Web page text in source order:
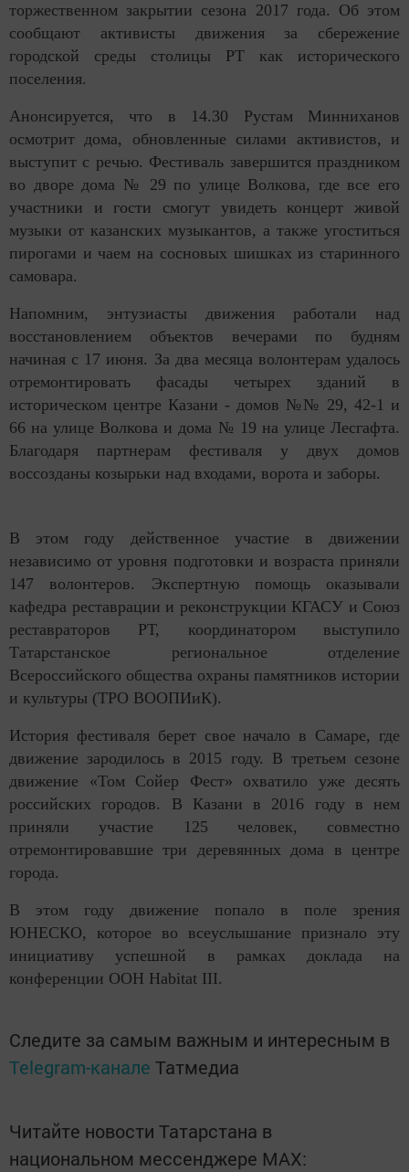
торжественном закрытии сезона 2017 года. Об этом
сообщают активисты движения за сбережение
городской среды столицы РТ как исторического
поселения.
Анонсируется, что в 14.30 Рустам Минниханов
осмотрит дома, обновленные силами активистов, и
выступит с речью. Фестиваль завершится праздником
во дворе дома № 29 по улице Волкова, где все его
участники и гости смогут увидеть концерт живой
музыки от казанских музыкантов, а также угоститься
пирогами и чаем на сосновых шишках из старинного
самовара.
Напомним, энтузиасты движения работали над
восстановлением объектов вечерами по будням
начиная с 17 июня. За два месяца волонтерам удалось
отремонтировать фасады четырех зданий в
историческом центре Казани - домов №№ 29, 42-1 и
66 на улице Волкова и дома № 19 на улице Лесгафта.
Благодаря партнерам фестиваля у двух домов
воссозданы козырьки над входами, ворота и заборы.
В этом году действенное участие в движении
независимо от уровня подготовки и возраста приняли
147 волонтеров. Экспертную помощь оказывали
кафедра реставрации и реконструкции КГАСУ и Союз
реставраторов РТ, координатором выступило
Татарстанское региональное отделение
Всероссийского общества охраны памятников истории
и культуры (ТРО ВООПИиК).
История фестиваля берет свое начало в Самаре, где
движение зародилось в 2015 году. В третьем сезоне
движение «Том Сойер Фест» охватило уже десять
российских городов. В Казани в 2016 году в нем
приняли участие 125 человек, совместно
отремонтировавшие три деревянных дома в центре
города.
В этом году движение попало в поле зрения
ЮНЕСКО, которое во всеуслышание признало эту
инициативу успешной в рамках доклада на
конференции ООН Habitat III.
Следите за самым важным и интересным в
Telegram-канале Татмедиа
Читайте новости Татарстана в
национальном мессенджере MАХ: